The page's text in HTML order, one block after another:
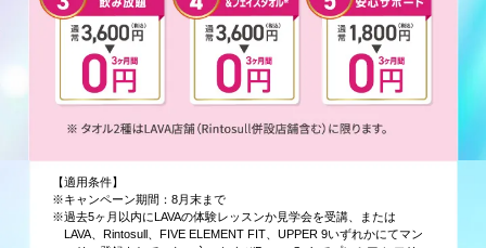
【適用条件】
※キャンペーン期間：8月末まで
※過去5ヶ月以内にLAVAの体験レッスンか見学会を受講、または
LAVA、Rintosull、FIVE ELEMENT FIT、UPPER 9いずれかにてマン